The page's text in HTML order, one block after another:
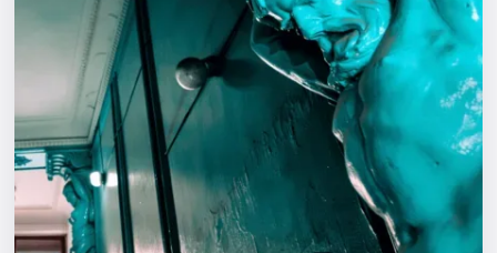
Площадки
Артисты
Рейтинги